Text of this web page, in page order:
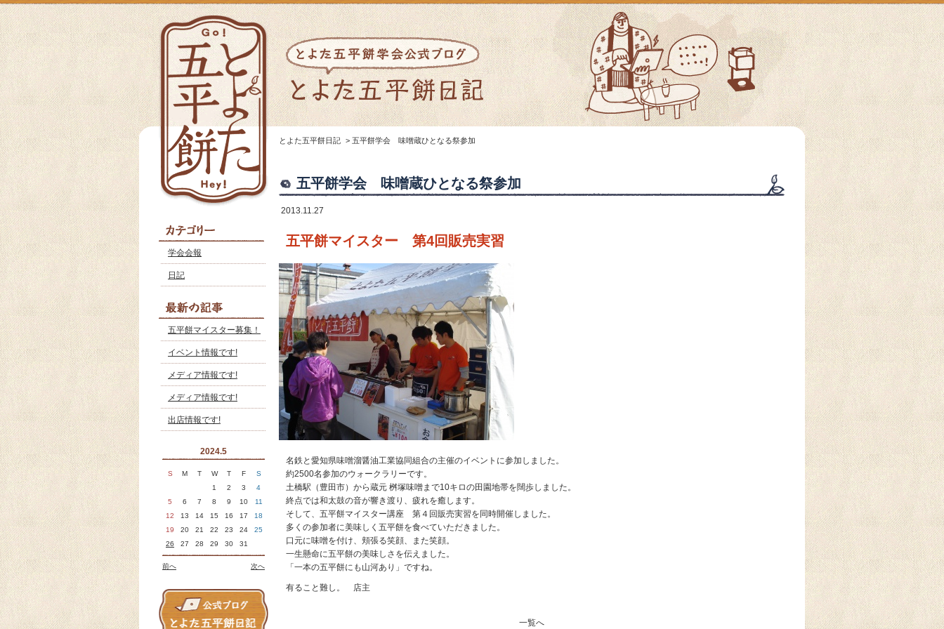
学会会報
日記
五平餅マイスター募集！
イベント情報です!
メディア情報です!
メディア情報です!
出店情報です!
2024.5
S M T W T F
S
1
2 3
4
5
6 7 8 9 10
11
12
13 14 15 16 17
18
19
20 21 22 23 24
25
26
27 28 29 30 31
次へ
前へ
とよた五平餅日記 > 五平餅学会 味噌蔵ひとなる祭参加
五平餅学会 味噌蔵ひとなる祭参加
2013.11.27
五平餅マイスター 第4回販売実習
名鉄と愛知県味噌溜醤油工業協同組合の主催のイベントに参加しました。
約2500名参加のウォークラリーです。
土橋駅（豊田市）から蔵元 桝塚味噌まで10キロの田園地帯を闊歩しました。
終点では和太鼓の音が響き渡り、疲れを癒します。
そして、五平餅マイスター講座 第４回販売実習を同時開催しました。
多くの参加者に美味しく五平餅を食べていただきました。
口元に味噌を付け、頬張る笑顔、また笑顔。
一生懸命に五平餅の美味しさを伝えました。
「一本の五平餅にも山河あり」ですね。
有ること難し。 店主
一覧へ